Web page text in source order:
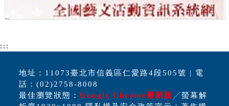
:::
地址：11073臺北市信義區仁愛路4段505號 | 電
話：(02)2758-8008
最佳瀏覽狀態：Google Chrome最新版 ╱螢幕解